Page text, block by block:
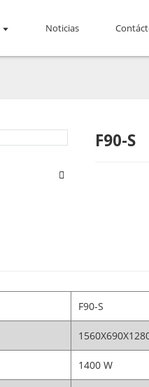
Noticias
F90-S
F90-S
1400 W